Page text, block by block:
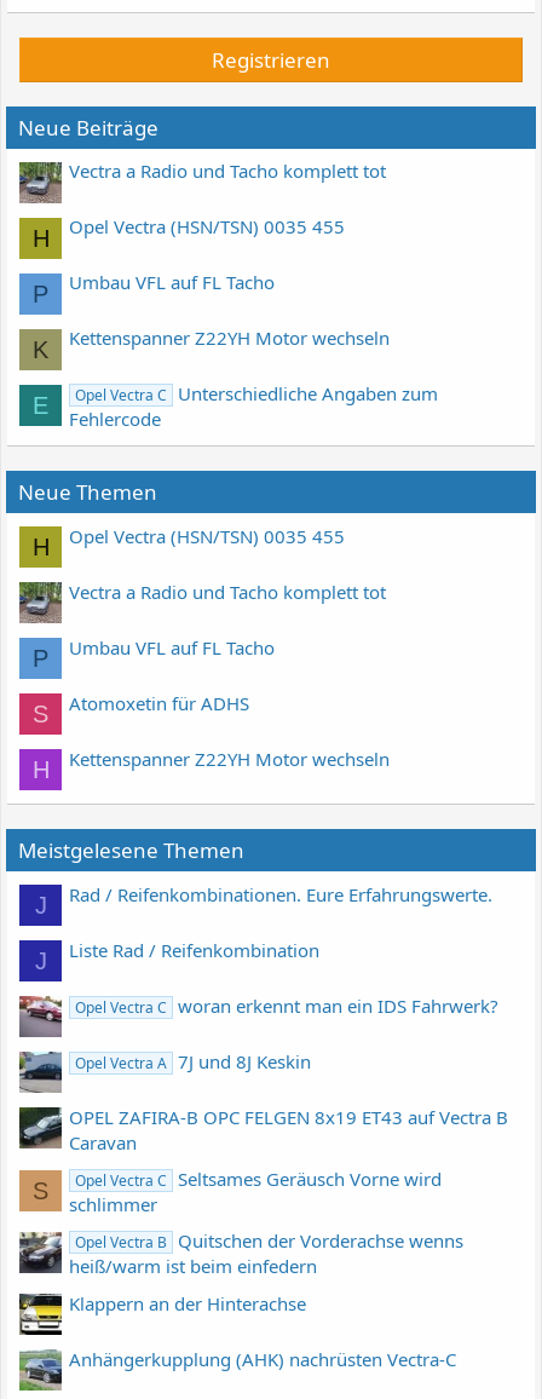
Registrieren
Neue Beiträge
Vectra a Radio und Tacho komplett tot
H Opel Vectra (HSN/TSN) 0035 455
P Umbau VFL auf FL Tacho
K Kettenspanner Z22YH Motor wechseln
E Opel Vectra C
Unterschiedliche Angaben zum
Fehlercode
Neue Themen
H Opel Vectra (HSN/TSN) 0035 455
Vectra a Radio und Tacho komplett tot
P Umbau VFL auf FL Tacho
S Atomoxetin für ADHS
H Kettenspanner Z22YH Motor wechseln
Meistgelesene Themen
J Rad / Reifenkombinationen. Eure Erfahrungswerte.
J Liste Rad / Reifenkombination
Opel Vectra C woran erkennt man ein IDS Fahrwerk?
Opel Vectra A 7J und 8J Keskin
OPEL ZAFIRA-B OPC FELGEN 8x19 ET43 auf Vectra B
Caravan
S Opel Vectra C
Seltsames Geräusch Vorne wird
schlimmer
Opel Vectra B Quitschen der Vorderachse wenns
heiß/warm ist beim einfedern
Klappern an der Hinterachse
Anhängerkupplung (AHK) nachrüsten Vectra-C